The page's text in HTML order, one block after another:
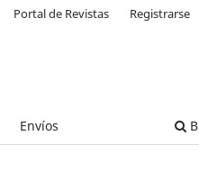
Envíos
Portal de Revistas Registrarse